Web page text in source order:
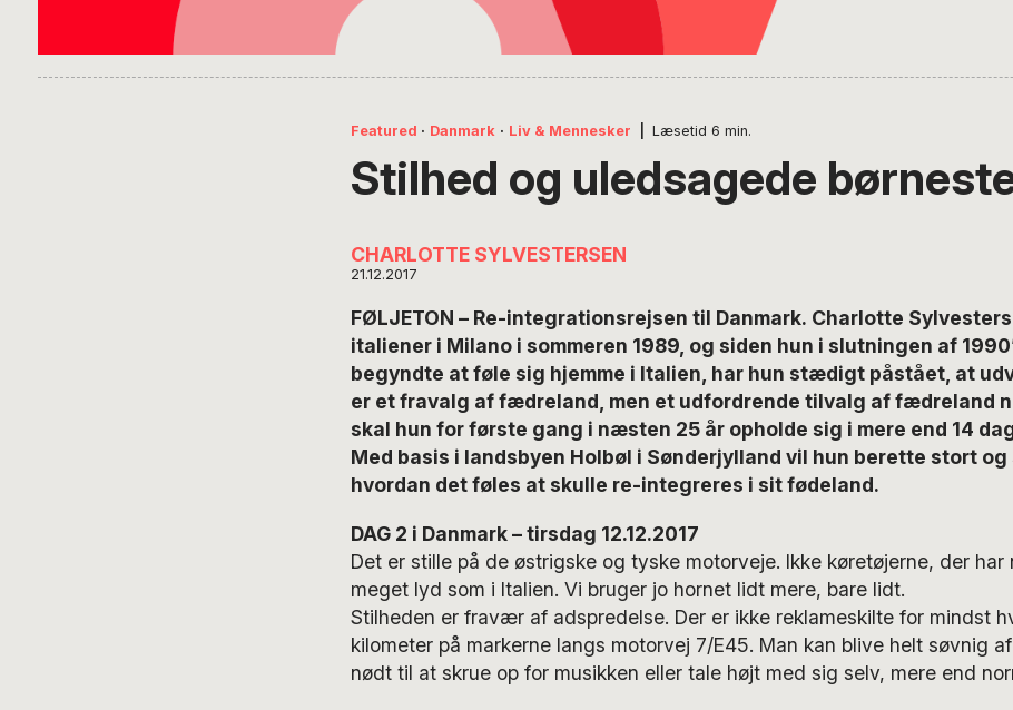
Featured · Danmark · Liv & Mennesker Læsetid 6 min.
Stilhed og uledsagede
CHARLOTTE SYLVESTERSEN
21.12.2017
FØLJETON – Re-integrationsrejsen til Danmark. Charlotte
italiener i Milano i sommeren 1989, og siden hun i slutningen af
begyndte at føle sig hjemme i Italien, har hun stædigt påstået, at
er et fravalg af fædreland, men et udfordrende tilvalg af fædreland
skal hun for første gang i næsten 25 år opholde sig i mere end 14
Med basis i landsbyen Holbøl i Sønderjylland vil hun berette stort og
hvordan det føles at skulle re-integreres i sit fødeland.
DAG 2 i Danmark – tirsdag 12.12.2017
Det er stille på de østrigske og tyske motorveje. Ikke køretøjerne, der
meget lyd som i Italien. Vi bruger jo hornet lidt mere, bare lidt.
Stilheden er fravær af adspredelse. Der er ikke reklameskilte for mindst
kilometer på markerne langs motorvej 7/E45. Man kan blive helt søvnig
nødt til at skrue op for musikken eller tale højt med sig selv, mere end